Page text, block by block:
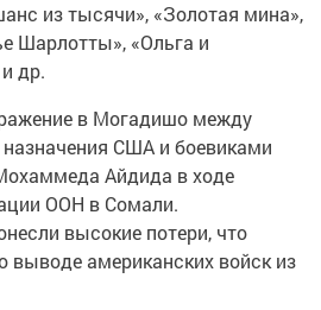
из тысячи», «Золотая мина»,
Шарлотты», «Ольга и
др.
в Могадишо между
США и боевиками
Айдида в ходе
ООН в Сомали.
высокие потери, что
выводе американских войск из